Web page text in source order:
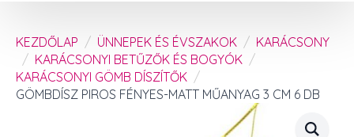
KEZDŐLAP ÜNNEPEK ÉS ÉVSZAKOK
KARÁCSONY
KARÁCSONYI BETŰZŐK ÉS BOGYÓK
KARÁCSONYI GÖMB DÍSZÍTŐK
GÖMBDÍSZ PIROS FÉNYES-MATT MŰANYAG 3 CM 6 DB